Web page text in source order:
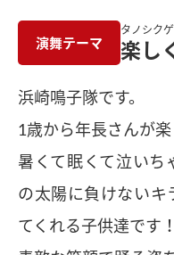
演舞テーマ
タノシク
楽し
浜崎鳴子隊です。
1歳から年長さんが楽
暑くて眠くて泣いち
の太陽に負けないキ
てくれる子供達です！